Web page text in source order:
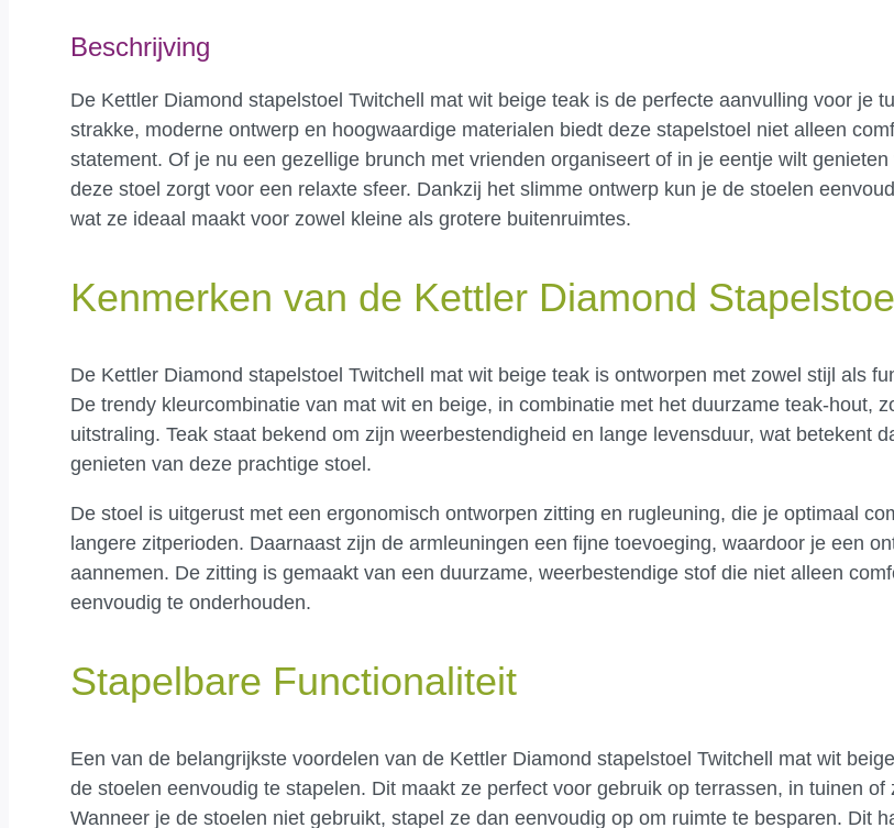
Beschrijving
De Kettler Diamond stapelstoel Twitchell mat wit beige teak is de perfecte aanvulling voor je
strakke, moderne ontwerp en hoogwaardige materialen biedt deze stapelstoel niet alleen
statement. Of je nu een gezellige brunch met vrienden organiseert of in je eentje wilt
deze stoel zorgt voor een relaxte sfeer. Dankzij het slimme ontwerp kun je de stoelen
wat ze ideaal maakt voor zowel kleine als grotere buitenruimtes.
Kenmerken van de Kettler Diamond
De Kettler Diamond stapelstoel Twitchell mat wit beige teak is ontworpen met zowel stijl als
De trendy kleurcombinatie van mat wit en beige, in combinatie met het duurzame teak-hout,
uitstraling. Teak staat bekend om zijn weerbestendigheid en lange levensduur, wat betekent
genieten van deze prachtige stoel.
De stoel is uitgerust met een ergonomisch ontworpen zitting en rugleuning, die je optimaal
langere zitperioden. Daarnaast zijn de armleuningen een fijne toevoeging, waardoor je een
aannemen. De zitting is gemaakt van een duurzame, weerbestendige stof die niet alleen
eenvoudig te onderhouden.
Stapelbare Functionaliteit
Een van de belangrijkste voordelen van de Kettler Diamond stapelstoel Twitchell mat wit
de stoelen eenvoudig te stapelen. Dit maakt ze perfect voor gebruik op terrassen, in tuinen of
Wanneer je de stoelen niet gebruikt, stapel ze dan eenvoudig op om ruimte te besparen. Dit